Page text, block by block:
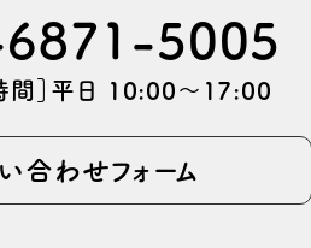
5005
間］平日 10:00〜17:00
合わせフォーム